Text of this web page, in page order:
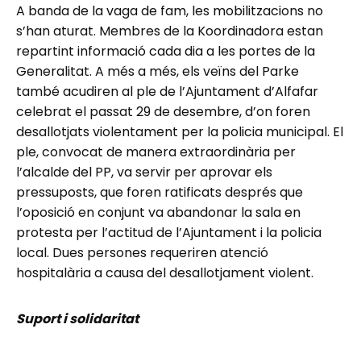
A banda de la vaga de fam, les mobilitzacions no
s’han aturat. Membres de la Koordinadora estan
repartint informació cada dia a les portes de la
Generalitat. A més a més, els veïns del Parke
també acudiren al ple de l’Ajuntament d’Alfafar
celebrat el passat 29 de desembre, d’on foren
desallotjats violentament per la policia municipal. El
ple, convocat de manera extraordinària per
l’alcalde del PP, va servir per aprovar els
pressuposts, que foren ratificats després que
l’oposició en conjunt va abandonar la sala en
protesta per l’actitud de l’Ajuntament i la policia
local. Dues persones requeriren atenció
hospitalària a causa del desallotjament violent.
Suport i solidaritat